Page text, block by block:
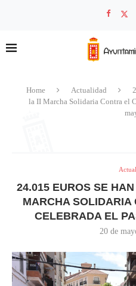
Home Actualidad
la II Marcha Solidaria Contra el
24.015 EUROS SE
MARCHA SOLIDARIA
CELEBRADA EL
20 de